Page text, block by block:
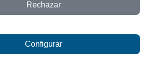
Te esperamos.
empieza con un buen
Rechazar
Configurar